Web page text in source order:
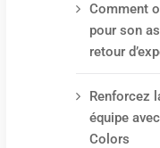
Comment
pour son
retour
Renforcez
équipe
Colors